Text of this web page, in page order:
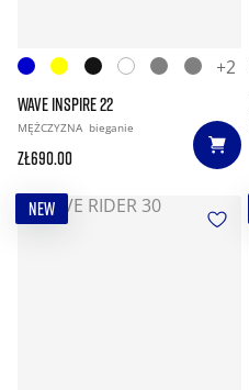
+2
WAVE INSPIRE 22
MĘŻCZYZNA bieganie
zł690.00
NEW